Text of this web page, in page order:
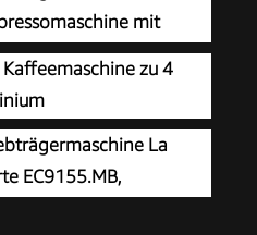
mit
Milchaufschäumer,
1,7 l Wassertank,
zu 4
La
EC9155.MB,